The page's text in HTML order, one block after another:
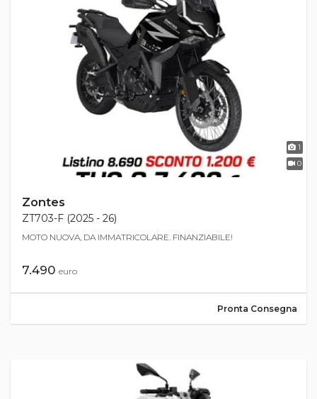
1
0
Zontes
ZT703-F (2025 - 26)
MOTO NUOVA, DA IMMATRICOLARE. FINANZIABILE!
7.490 euro
Pronta Consegna